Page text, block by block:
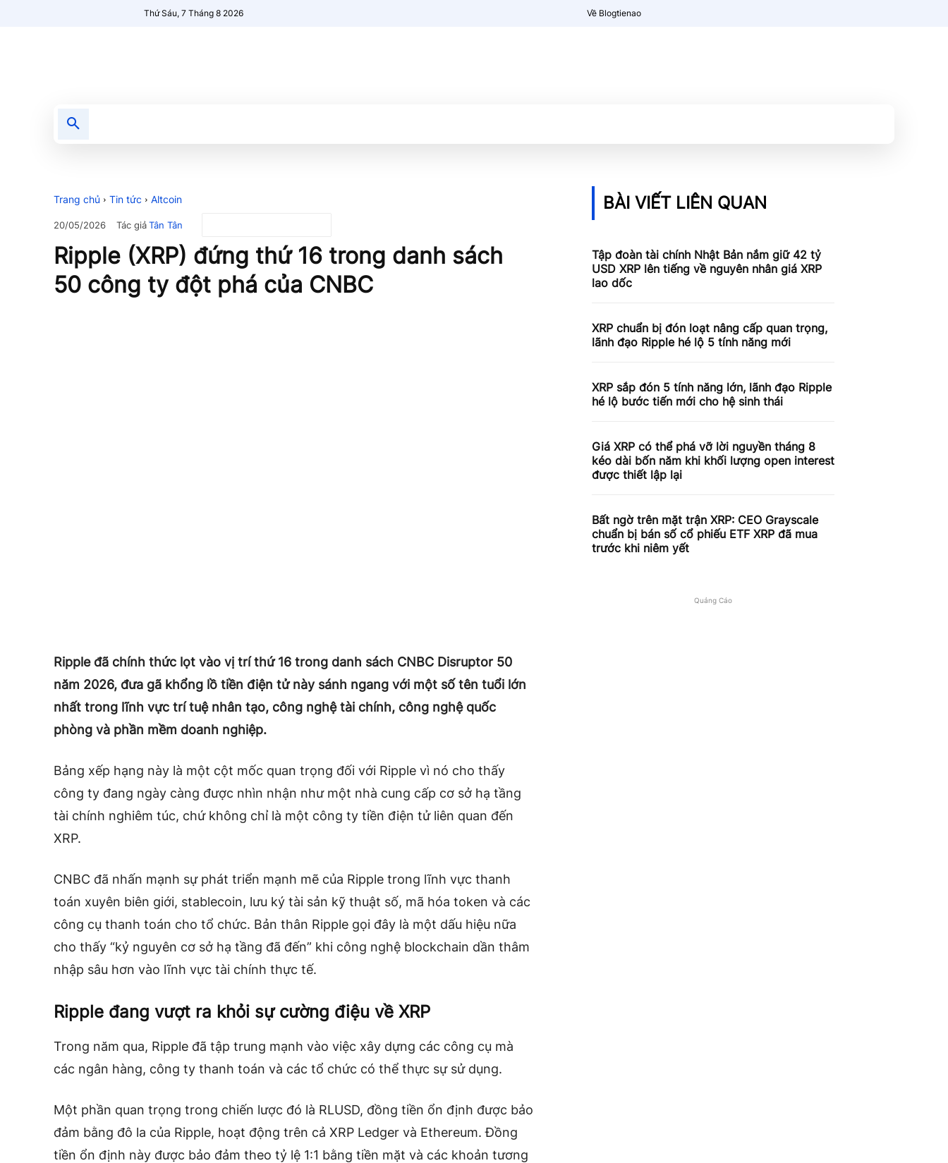
Thứ Sáu, 7 Tháng 8 2026 Về Blogtienao
Trang chủ Tin tức Altcoin
20/05/2026 Tác giảTân Tân
Ripple (XRP) đứng thứ 16 trong danh sách
50 công ty đột phá của CNBC
Ripple đã chính thức lọt vào vị trí thứ 16 trong danh sách CNBC Disruptor 50
năm 2026, đưa gã khổng lồ tiền điện tử này sánh ngang với một số tên tuổi lớn
nhất trong lĩnh vực trí tuệ nhân tạo, công nghệ tài chính, công nghệ quốc
phòng và phần mềm doanh nghiệp.
Bảng xếp hạng này là một cột mốc quan trọng đối với Ripple vì nó cho thấy
công ty đang ngày càng được nhìn nhận như một nhà cung cấp cơ sở hạ tầng
tài chính nghiêm túc, chứ không chỉ là một công ty tiền điện tử liên quan đến
XRP.
CNBC đã nhấn mạnh sự phát triển mạnh mẽ của Ripple trong lĩnh vực thanh
toán xuyên biên giới, stablecoin, lưu ký tài sản kỹ thuật số, mã hóa token và các
công cụ thanh toán cho tổ chức. Bản thân Ripple gọi đây là một dấu hiệu nữa
cho thấy “kỷ nguyên cơ sở hạ tầng đã đến” khi công nghệ blockchain dần thâm
nhập sâu hơn vào lĩnh vực tài chính thực tế.
Ripple đang vượt ra khỏi sự cường điệu về XRP
Trong năm qua, Ripple đã tập trung mạnh vào việc xây dựng các công cụ mà
các ngân hàng, công ty thanh toán và các tổ chức có thể thực sự sử dụng.
Một phần quan trọng trong chiến lược đó là RLUSD, đồng tiền ổn định được bảo
đảm bằng đô la của Ripple, hoạt động trên cả XRP Ledger và Ethereum. Đồng
tiền ổn định này được bảo đảm theo tỷ lệ 1:1 bằng tiền mặt và các khoản tương
BÀI VIẾT LIÊN QUAN
Tập đoàn tài chính Nhật Bản nắm giữ 42 tỷ
USD XRP lên tiếng về nguyên nhân giá XRP
lao dốc
XRP chuẩn bị đón loạt nâng cấp quan trọng,
lãnh đạo Ripple hé lộ 5 tính năng mới
XRP sắp đón 5 tính năng lớn, lãnh đạo Ripple
hé lộ bước tiến mới cho hệ sinh thái
Giá XRP có thể phá vỡ lời nguyền tháng 8
kéo dài bốn năm khi khối lượng open interest
được thiết lập lại
Bất ngờ trên mặt trận XRP: CEO Grayscale
chuẩn bị bán số cổ phiếu ETF XRP đã mua
trước khi niêm yết
Quảng Cáo